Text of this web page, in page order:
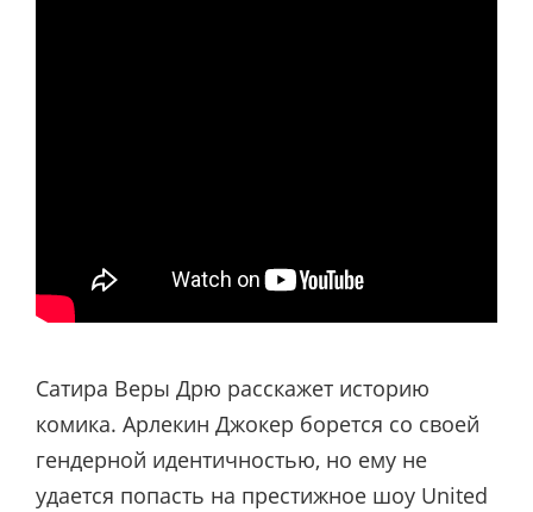
Сатира Веры Дрю расскажет историю
комика. Арлекин Джокер борется со своей
гендерной идентичностью, но ему не
удается попасть на престижное шоу United